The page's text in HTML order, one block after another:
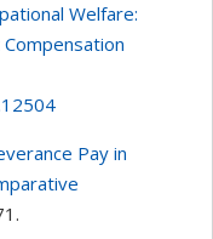
Welfare:
Pay in